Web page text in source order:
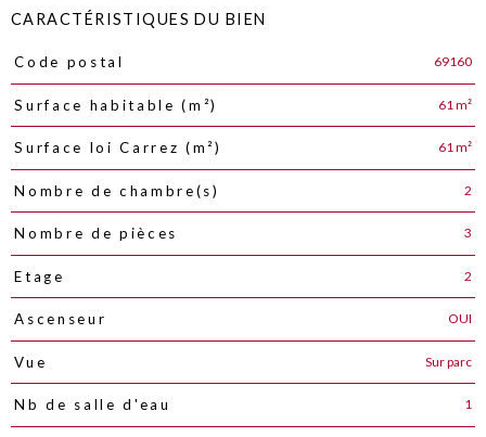
CARACTÉRISTIQUES DU BIEN
Caractéristiques
Code postal 69160
Surface habitable (m²) 61 m²
Surface loi Carrez (m²) 61 m²
Nombre de chambre(s) 2
Nombre de pièces 3
Etage 2
Ascenseur OUI
Vue Sur parc
Nb de salle d'eau 1